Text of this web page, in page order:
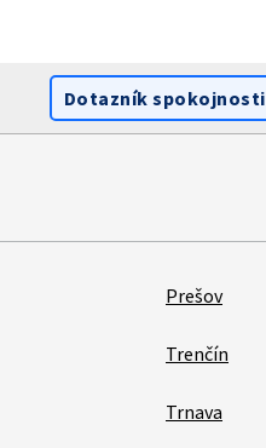
Dotazník spokojnosti
Prešov
Trenčín
Trnava